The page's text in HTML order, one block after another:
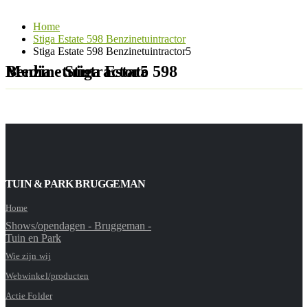
Home
Stiga Estate 598 Benzinetuintractor
Stiga Estate 598 Benzinetuintractor5
Media - Stiga Estate 598 Benzinetuintractor5
TUIN & PARK BRUGGEMAN
Home
Shows/opendagen - Bruggeman -
Tuin en Park
Wie zijn wij
Webwinkel/producten
Actie Folder